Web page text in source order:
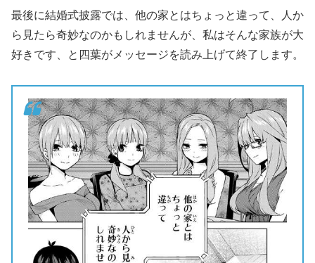
最後に結婚式披露では、他の家とはちょっと違って、人か
ら見たら奇妙なのかもしれませんが、私はそんな家族が大
好きです、と四葉がメッセージを読み上げて終了します。